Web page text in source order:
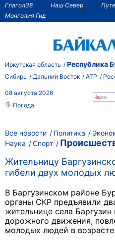
Глагол38 Наш Север
Монголия Гид
Иркутская область Республика
Сибирь
Дальний Восток АТР
08 августа 2026
Погода
Все новости Политика
Наука
Спорт
Жительницу
гибели двух молодых
В Баргузинском районе
органы СКР предъявили
жительнице села
дорожного движения,
молодых людей в возрасте